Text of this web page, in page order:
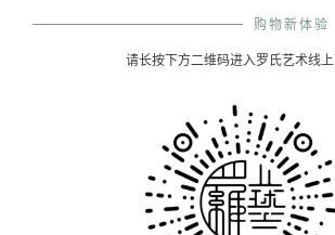
购物新体验
请长按下方二维码进入罗氏艺术线